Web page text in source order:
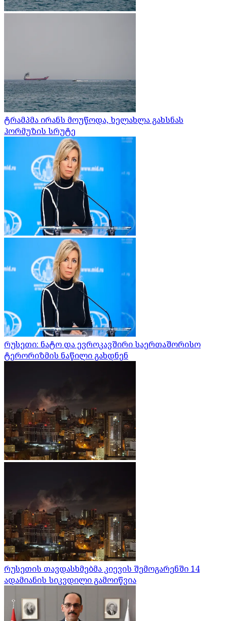
ტრამპმა ირანს მოუწოდა, ხელახლა გახსნას
ჰორმუზის სრუტე
რუსეთი: ნატო და ევროკავშირი საერთაშორისო
ტერორიზმის ნაწილი გახდნენ
რუსეთის თავდასხმებმა კიევის შემოგარენში 14
ადამიანის სიკვდილი გამოიწვია